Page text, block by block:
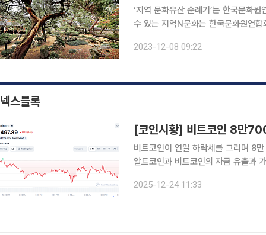
‘지역 문화유산 순례기’는 한국문화
수 있는 지역N문화는 한국문화원연
민속마을은 충남 아산시 송악면 설화
2023-12-08 09:22
넥스블록
[코인시황] 비트코인 8만
비트코인이 연일 하락세를 그리며 8
알트코인과 비트코인의 자금 유출과
달러를 기록했다. 전날보다 1.16%
2025-12-24 11:33